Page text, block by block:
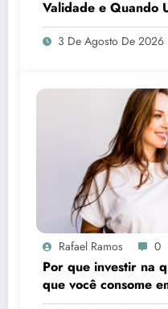
Validade e Quando
3 De Agosto De 2026
Rafael Ramos 0
Por que investir na
que você consome